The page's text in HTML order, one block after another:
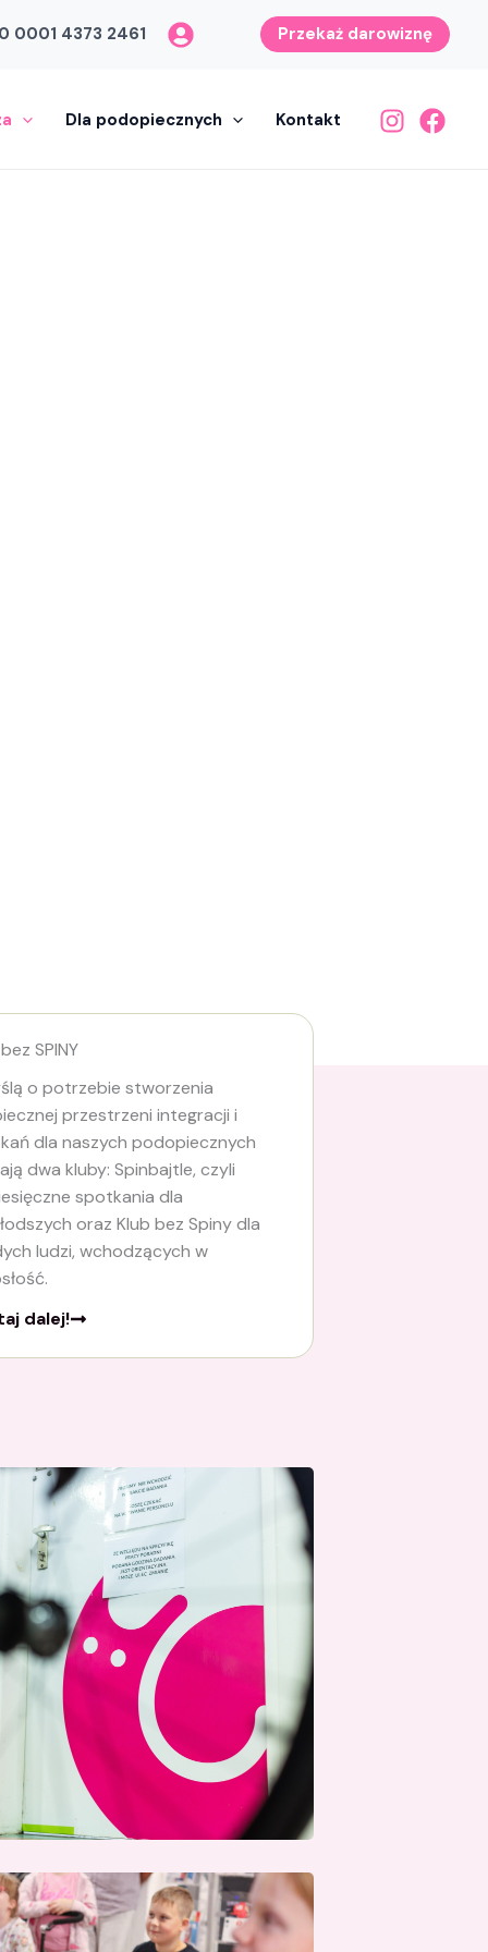
0001 4373 2461 Przekaż darowiznę
Dla podopiecznych Kontakt
SPINY
o potrzebie stworzenia
przestrzeni integracji i
dla naszych podopiecznych
dwa kluby: Spinbajtle, czyli
spotkania dla
oraz Klub bez Spiny dla
ludzi, wchodzących w
dalej!